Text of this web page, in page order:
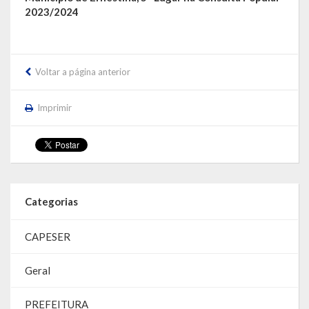
2023/2024
Voltar a página anterior
Imprimir
Categorias
CAPESER
Geral
PREFEITURA